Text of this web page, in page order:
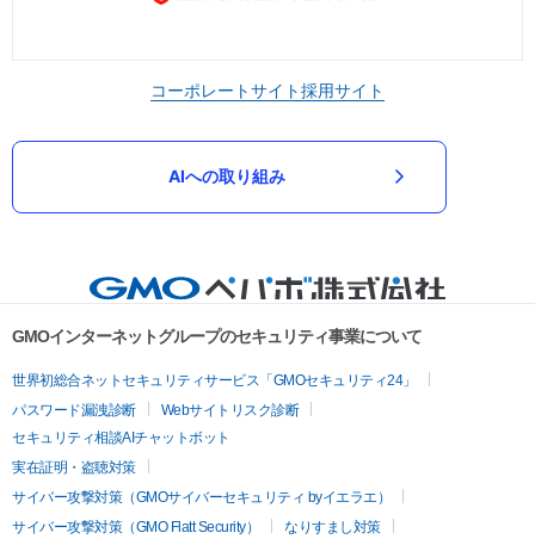
コーポレートサイト採用サイト
AIへの取り組み
GMOインターネットグループのセキュリティ事業について
世界初総合ネットセキュリティサービス「GMOセキュリティ24」
パスワード漏洩診断
Webサイトリスク診断
セキュリティ相談AIチャットボット
実在証明・盗聴対策
サイバー攻撃対策（GMOサイバーセキュリティ byイエラエ）
サイバー攻撃対策（GMO Flatt Security）
なりすまし対策